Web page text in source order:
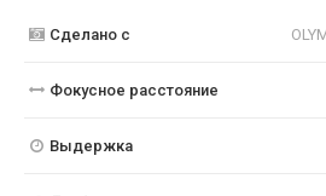
Сделано с
Фокусное расстояние
Выдержка